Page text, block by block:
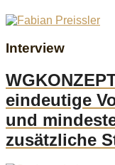
Interview
eindeutige
und
zusätzliche